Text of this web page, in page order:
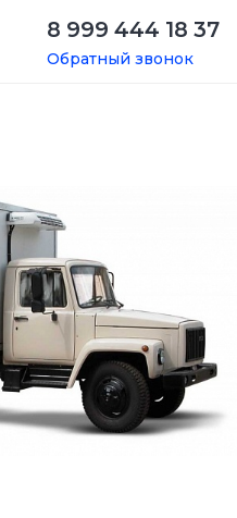
444 18 37
звонок